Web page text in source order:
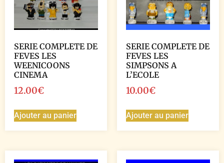
SERIE COMPLETE DE
FEVES LES
WEENICOONS
CINEMA
12.00€
Ajouter au panier
SERIE COMPLETE DE
FEVES LES
SIMPSONS A
L’ECOLE
10.00€
Ajouter au panier